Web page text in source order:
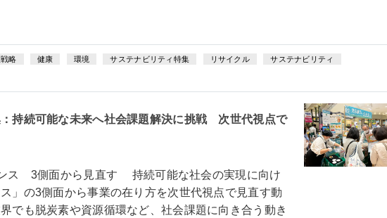
略 健康 環境 サステナビリティ特集 リサイクル サステナビリティ
持続可能な未来へ社会課題解決に挑戦 次世代視点で
ス 3側面から見直す 持続可能な社会の実現に向け
」の3側面から事業の在り方を次世代視点で見直す動
でも脱炭素や資源循環など、社会課題に向き合う動き